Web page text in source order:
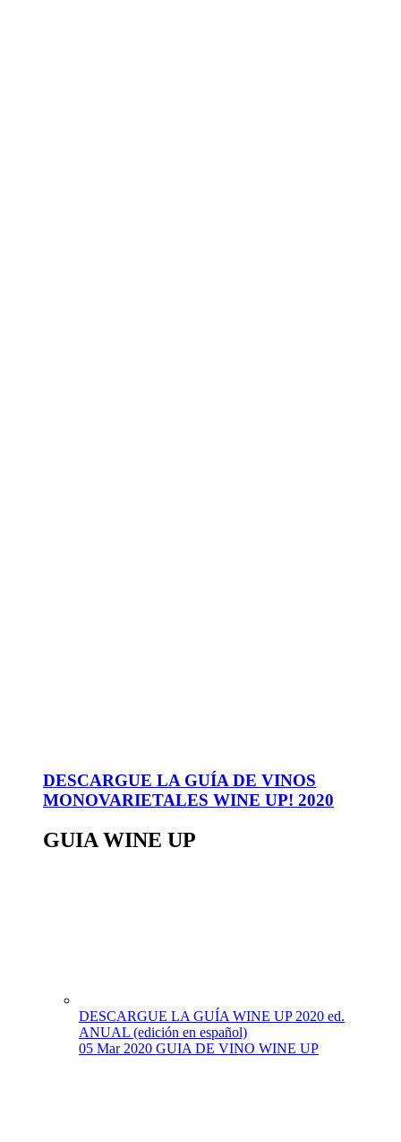
DESCARGUE LA GUÍA DE VINOS
MONOVARIETALES WINE UP! 2020
GUIA WINE UP
DESCARGUE LA GUÍA WINE UP 2020 ed.
ANUAL (edición en español)
05 Mar 2020 GUIA DE VINO WINE UP